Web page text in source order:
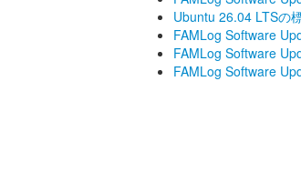
Ubuntu 26.04 LTSの
FAMLog Software
FAMLog Software
FAMLog Software